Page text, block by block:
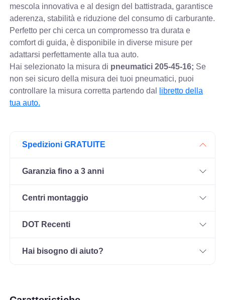
mescola innovativa e al design del battistrada, garantisce
aderenza, stabilità e riduzione del consumo di carburante.
Perfetto per chi cerca un compromesso tra durata e
comfort di guida, è disponibile in diverse misure per
adattarsi perfettamente alla tua auto.
Hai selezionato la misura di pneumatici205-45-16; Se
non sei sicuro della misura dei tuoi pneumatici, puoi
controllare la misura corretta partendo dal
libretto della
tua auto.
Spedizioni GRATUITE
Garanzia fino a 3 anni
Centri montaggio
DOT Recenti
Hai bisogno di aiuto?